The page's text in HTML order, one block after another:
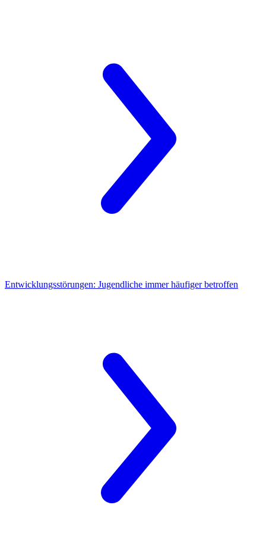
Entwicklungsstörungen: Jugendliche immer häufiger betroffen